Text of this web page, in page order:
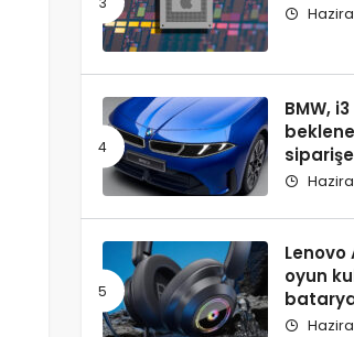
BMW,
Lenovo
oyun
batarya